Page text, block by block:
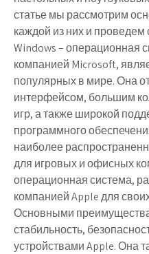
статье мы рассмотрим
каждой из них и
Windows – операционная
компанией Microsoft,
популярных в мире. Она
интерфейсом, большим
игр, а также широкой
программного
наиболее
для игровых и офисных
операционная система,
компанией Apple для
Основными
стабильность,
устройствами Apple. Она